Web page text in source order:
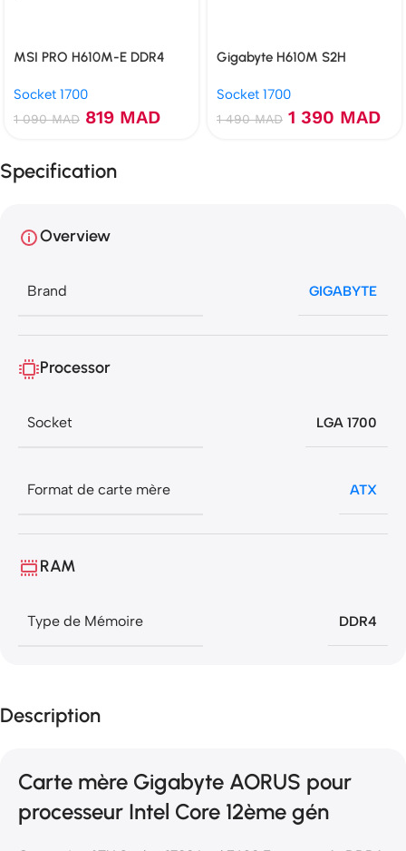
MSI PRO H610M-E DDR4
Socket 1700
1 090MAD 819 MAD
Gigabyte H610M S2H
Socket 1700
1 490MAD 1 390 MAD
Specification
Overview
Brand GIGABYTE
Processor
Socket LGA 1700
Format de carte mère ATX
RAM
Type de Mémoire DDR4
Description
Carte mère Gigabyte AORUS pour
processeur Intel Core 12ème gén